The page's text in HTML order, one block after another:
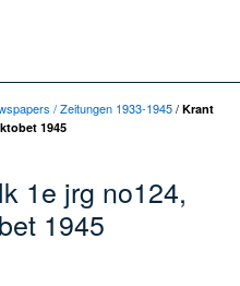
/ Zeitungen 1933-1945/ Krant
1945
1e jrg no124,
1945